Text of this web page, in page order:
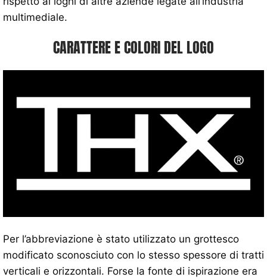
multimediale.
CARATTERE E COLORI DEL LOGO
Per l’abbreviazione è stato utilizzato un grottesco
modificato sconosciuto con lo stesso spessore di tratti
verticali e orizzontali. Forse la fonte di ispirazione era